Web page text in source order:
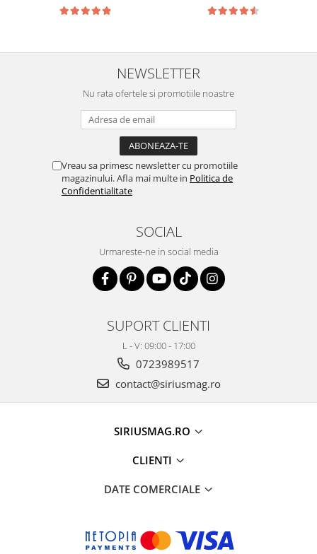
NEWSLETTER
Nu rata ofertele si promotiile noastre
Vreau sa primesc newsletter cu promotiile
magazinului. Afla mai multe in Politica de
Confidentialitate
SOCIAL
Urmareste-ne in social media
SUPORT CLIENTI
L - V: 09:00 - 17:00
0723989517
contact@siriusmag.ro
SIRIUSMAG.RO
CLIENTI
DATE COMERCIALE